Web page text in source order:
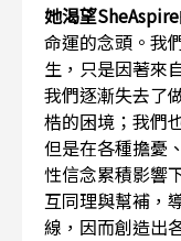
她渴望SheAspire
命運的念頭。我
生，只是因著來
我們逐漸失去了
梏的困境；我們
但是在各種擔憂
性信念累積影響
互同理與幫補，
線，因而創造出